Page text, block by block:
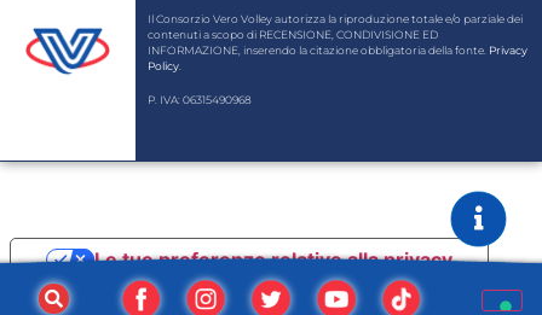
Il Consorzio Vero Volley autorizza la riproduzione totale e/o parziale dei
contenuti a scopo di RECENSIONE, CONDIVISIONE ED
INFORMAZIONE, inserendo la citazione obbligatoria della fonte. Privacy
Policy.
P. IVA: 06315490968
Informativa sulla raccolta
Le tue preferenze relative alla privacy